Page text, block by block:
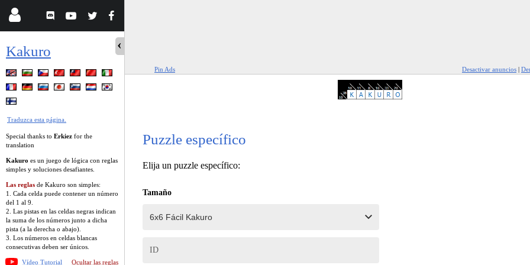
Kakuro
Traduzca esta página.
Special thanks to Erkiez for the
translation
Kakuro es un juego de lógica con reglas
simples y soluciones desafiantes.
Las reglas de Kakuro son simples:
1. Cada celda puede contener un número
del 1 al 9.
2. Las pistas en las celdas negras indican
la suma de los números junto a dicha
pista (a la derecha o abajo).
3. Los números en celdas blancas
consecutivas deben ser únicos.
Vídeo Tutorial Ocultar las reglas
Pin Ads Desactivar anuncios |
Puzzle específico
Elija un puzzle específico:
Tamaño
ID